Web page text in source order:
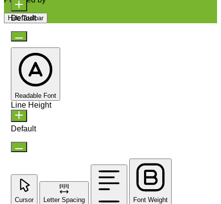
Hide Toolbar
Default
Readable Font
Line Height
Default
Cursor Letter Spacing Font Weight